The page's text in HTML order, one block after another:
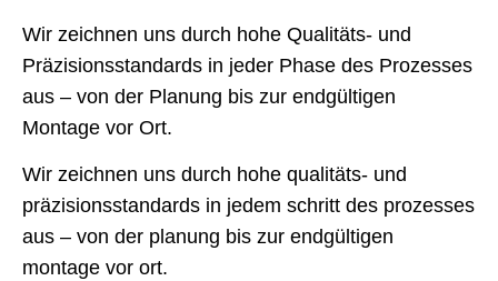
Wir zeichnen uns durch hohe Qualitäts- und
Präzisionsstandards in jeder Phase des Prozesses
aus – von der Planung bis zur endgültigen
Montage vor Ort.
Wir zeichnen uns durch hohe qualitäts- und
präzisionsstandards in jedem schritt des prozesses
aus – von der planung bis zur endgültigen
montage vor ort.